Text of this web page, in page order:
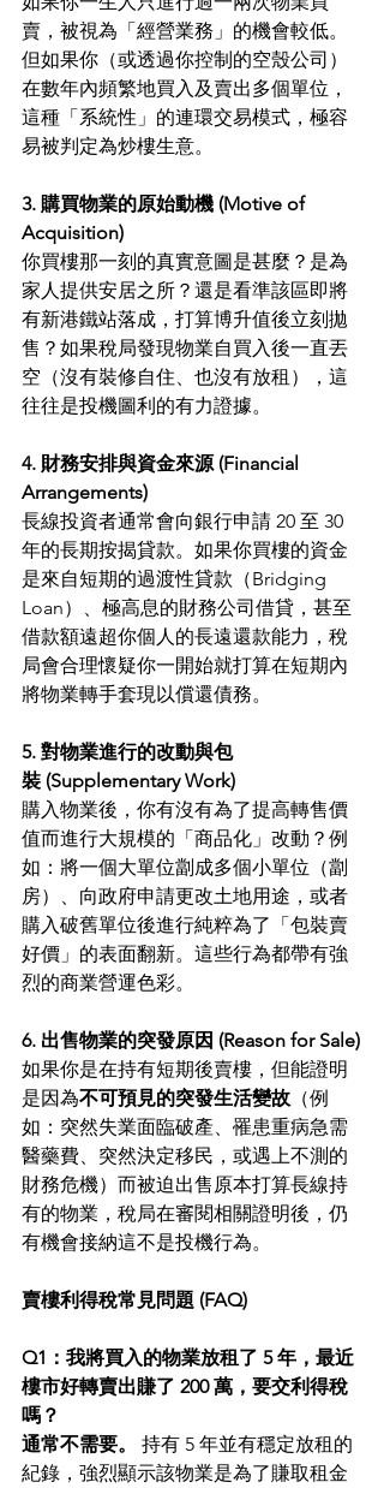
賣，被視為「經營業務」的機會較低。
但如果你（或透過你控制的空殼公司）
在數年內頻繁地買入及賣出多個單位，
這種「系統性」的連環交易模式，極容
易被判定為炒樓生意。
3. 購買物業的原始動機 (Motive of
Acquisition)
你買樓那一刻的真實意圖是甚麼？是為
家人提供安居之所？還是看準該區即將
有新港鐵站落成，打算博升值後立刻拋
售？如果稅局發現物業自買入後一直丟
空（沒有裝修自住、也沒有放租），這
往往是投機圖利的有力證據。
4. 財務安排與資金來源 (Financial
Arrangements)
長線投資者通常會向銀行申請 20 至 30
年的長期按揭貸款。如果你買樓的資金
是來自短期的過渡性貸款（Bridging
Loan）、極高息的財務公司借貸，甚至
借款額遠超你個人的長遠還款能力，稅
局會合理懷疑你一開始就打算在短期內
將物業轉手套現以償還債務。
5. 對物業進行的改動與包
裝 (Supplementary Work)
購入物業後，你有沒有為了提高轉售價
值而進行大規模的「商品化」改動？例
如：將一個大單位劏成多個小單位（劏
房）、向政府申請更改土地用途，或者
購入破舊單位後進行純粹為了「包裝賣
好價」的表面翻新。這些行為都帶有強
烈的商業營運色彩。
6. 出售物業的突發原因 (Reason for Sale)
如果你是在持有短期後賣樓，但能證明
是因為不可預見的突發生活變故 （例
如：突然失業面臨破產、罹患重病急需
醫藥費、突然決定移民，或遇上不測的
財務危機）而被迫出售原本打算長線持
有的物業，稅局在審閱相關證明後，仍
有機會接納這不是投機行為。
賣樓利得稅常見問題 (FAQ)
Q1：我將買入的物業放租了 5 年，最近
樓市好轉賣出賺了 200 萬，要交利得稅
嗎？
通常不需要。
持有 5 年並有穩定放租的
紀錄，強烈顯示該物業是為了賺取租金